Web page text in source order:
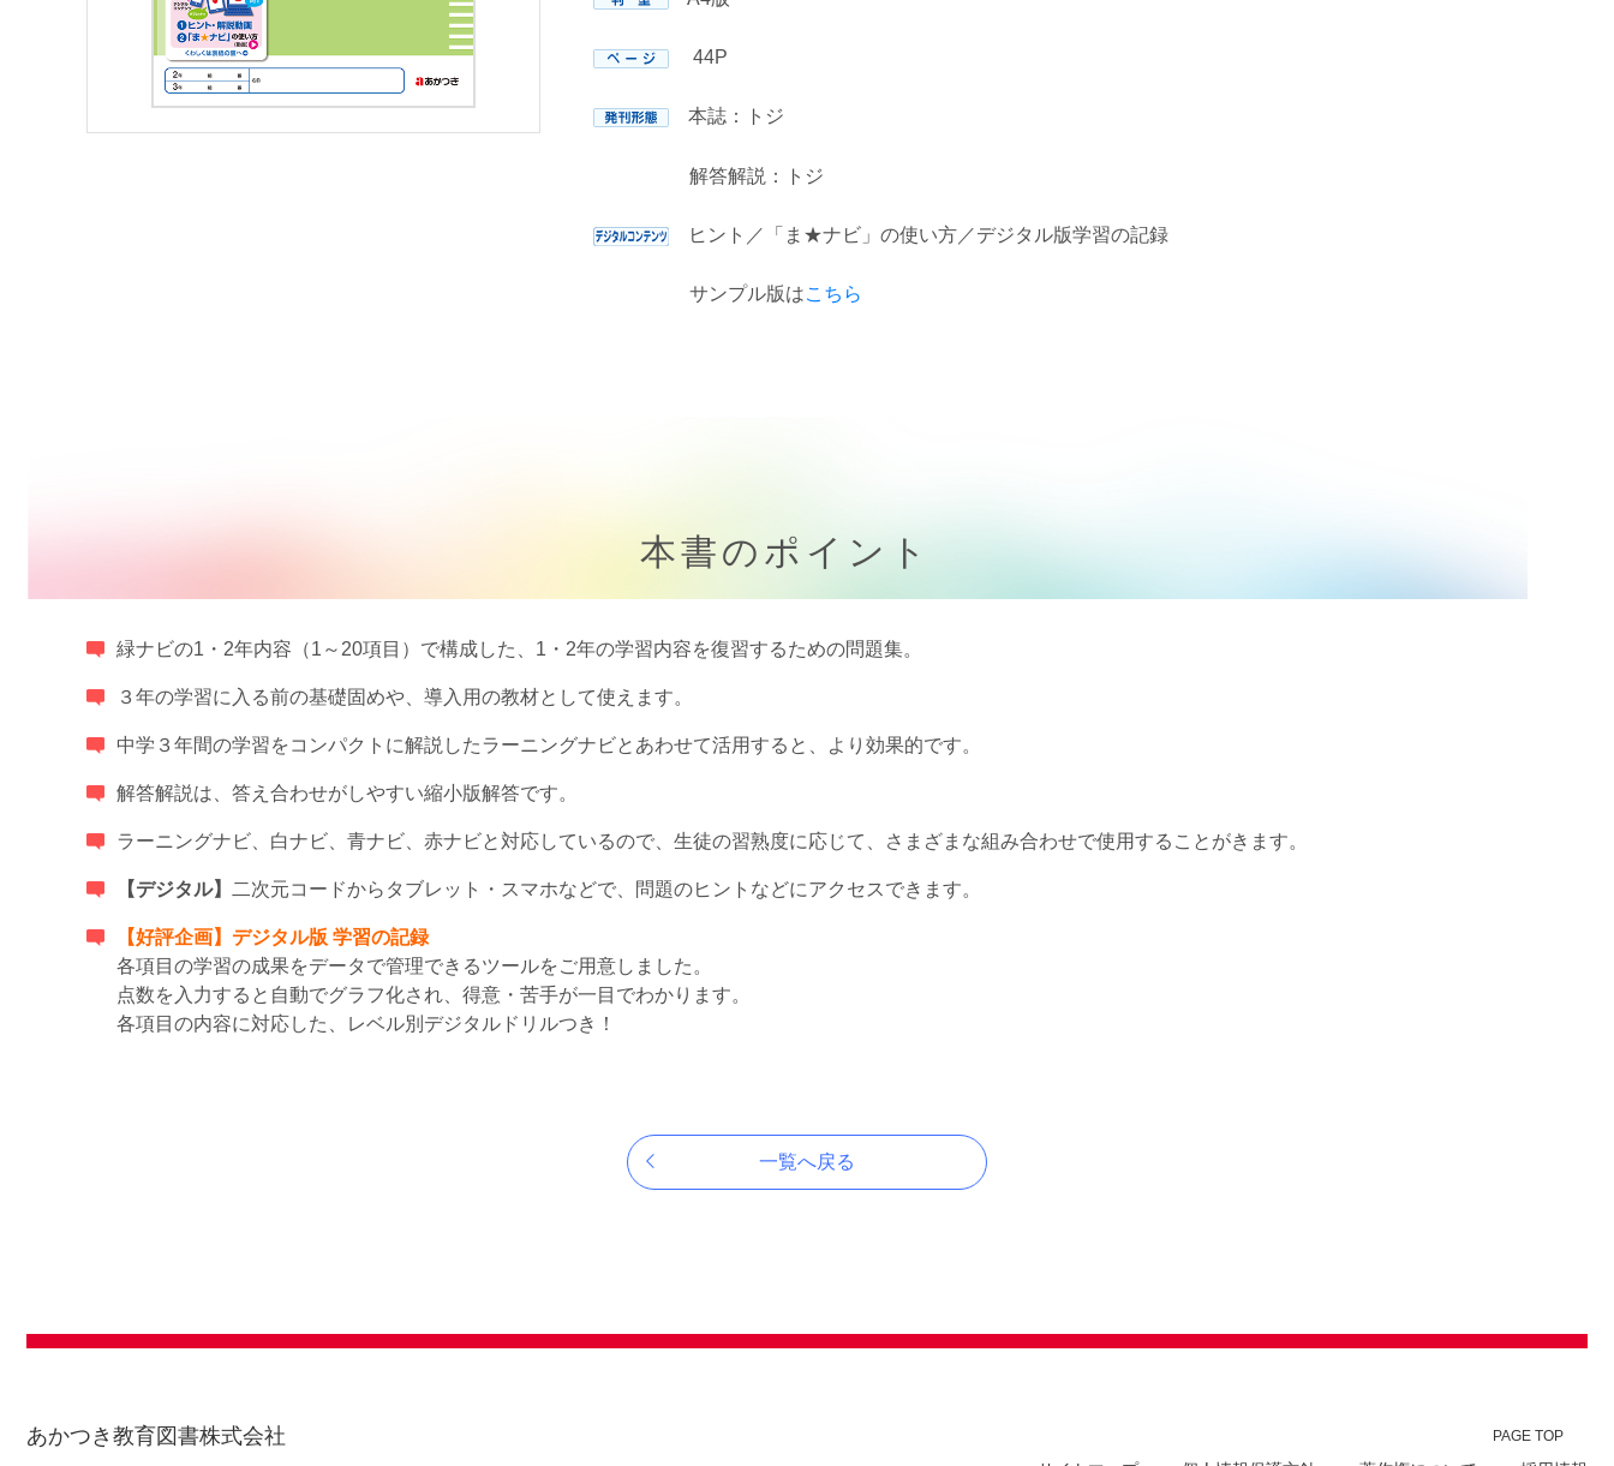
44P
本誌：トジ
解答解説：トジ
ヒント／「ま★ナビ」の使い方／デジタル版学習の記録
サンプル版はこちら
本書のポイント
緑ナビの1・2年内容（1～20項目）で構成した、1・2年の学習内容を復習するための問題集。
３年の学習に入る前の基礎固めや、導入用の教材として使えます。
中学３年間の学習をコンパクトに解説したラーニングナビとあわせて活用すると、より効果的です。
解答解説は、答え合わせがしやすい縮小版解答です。
ラーニングナビ、白ナビ、青ナビ、赤ナビと対応しているので、生徒の習熟度に応じて、さまざまな組み合わせで使用することがきます。
【デジタル】 二次元コードからタブレット・スマホなどで、問題のヒントなどにアクセスできます。
【好評企画】デジタル版 学習の記録
各項目の学習の成果をデータで管理できるツールをご用意しました。
点数を入力すると自動でグラフ化され、得意・苦手が一目でわかります。
各項目の内容に対応した、レベル別デジタルドリルつき！
一覧へ戻る
あかつき教育図書株式会社 PAGE TOP